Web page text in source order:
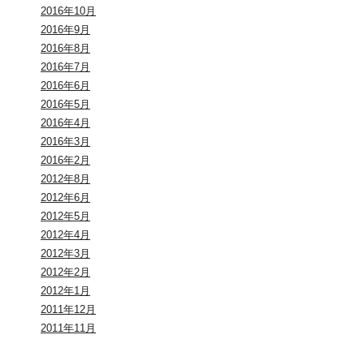
2016年10月
2016年9月
2016年8月
2016年7月
2016年6月
2016年5月
2016年4月
2016年3月
2016年2月
2012年8月
2012年6月
2012年5月
2012年4月
2012年3月
2012年2月
2012年1月
2011年12月
2011年11月